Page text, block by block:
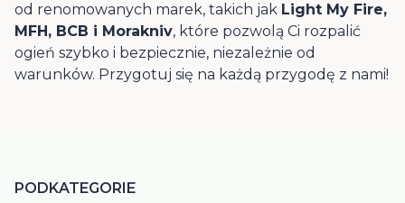
od renomowanych marek, takich jak Light My Fire,
MFH, BCB i Morakniv, które pozwolą Ci rozpalić
ogień szybko i bezpiecznie, niezależnie od
warunków. Przygotuj się na każdą przygodę z nami!
PODKATEGORIE